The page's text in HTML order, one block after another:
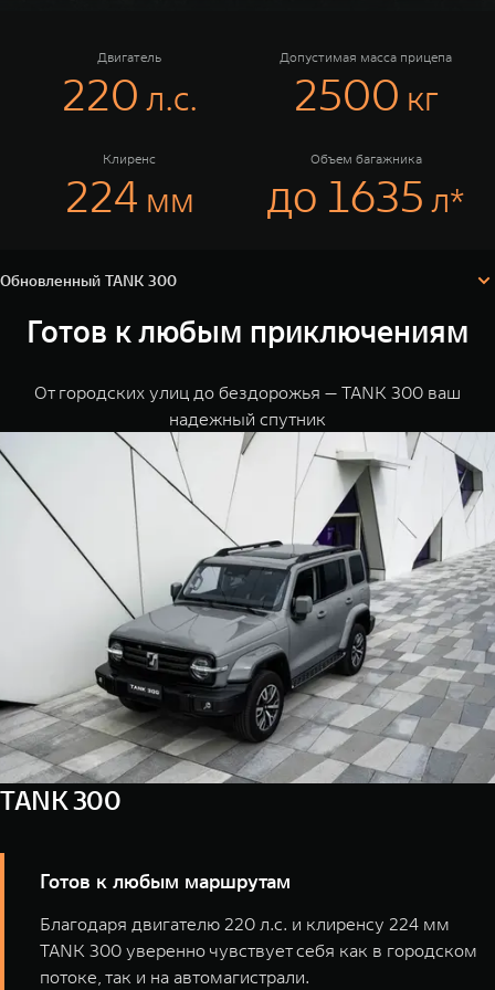
от 6 499 000 ₽ от 10 199
WEY 07
Расширяя границы комфорта
от 6 149 000 ₽
WEY 05
Эстетика
от 5 699
WEY 80
TANK Финансы
Корпоративным клиентам
TANK ФИНАНСЫ
TANK Кредит
TANK Страхование
Специальные предложения
Моторные масла
ЦИФРОВЫЕ СЕРВИСЫ TANK
Цифровые сервисы TANK
Двигатель
220 л.c.
Допустимая масса прицепа
2500 кг
Клиренс
224 мм
Объем багажника
до 1635 л*
Обновленный TANK 300
Обновленный TANK 300
TANK 300
Аксессуары
Готов к любым приключениям
От городских улиц до бездорожья — TANK 300 ваш
надежный спутник
TANK 300
Готов к любым маршрутам
Благодаря двигателю 220 л.с. и клиренсу 224 мм
TANK 300 уверенно чувствует себя как в городском
потоке, так и на автомагистрали.